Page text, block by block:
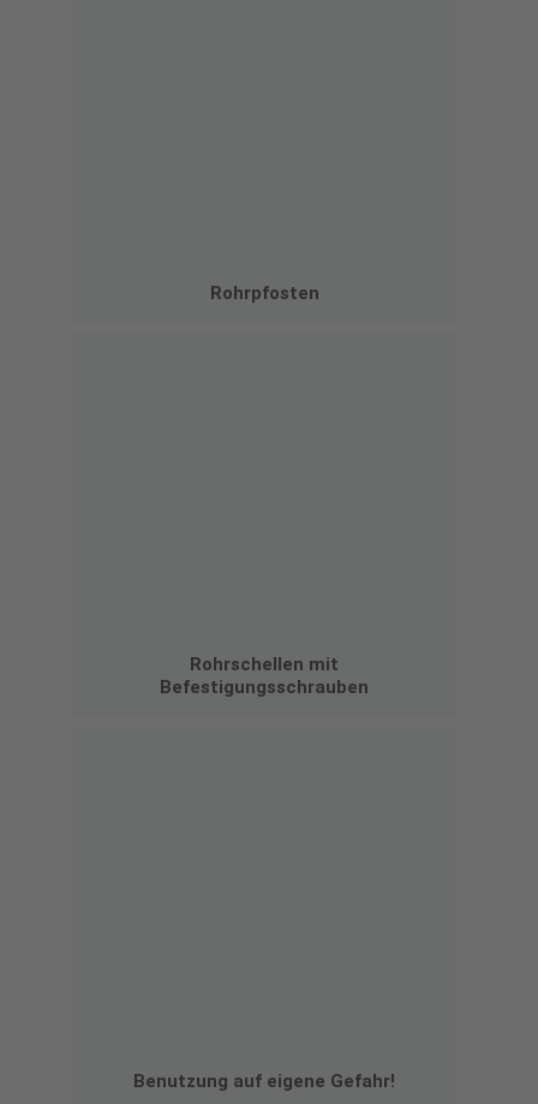
Rohrpfosten
Rohrschellen mit
Befestigungsschrauben
Benutzung auf eigene Gefahr!